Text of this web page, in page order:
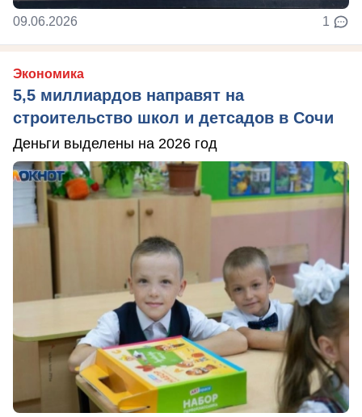
09.06.2026 1
Экономика
5,5 миллиардов направят на
строительство школ и детсадов в Сочи
Деньги выделены на 2026 год